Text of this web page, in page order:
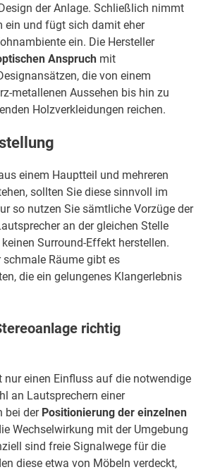
der Anlage. Schließlich nimmt
ein und fügt sich damit eher
ein. Die Hersteller
Anspruch mit
die von einem
metallenen Aussehen bis hin zu
Holzverkleidungen reichen.
einem Hauptteil und mehreren
sollten Sie diese sinnvoll im
so nutzen Sie sämtliche Vorzüge der
an der gleichen Stelle
Surround-Effekt herstellen.
Räume gibt es
die ein gelungenes Klangerlebnis
richtig
nur einen Einfluss auf die notwendige
an Lautsprechern einer
bei der Positionierung der einzelnen
Wechselwirkung mit der Umgebung
sind freie Signalwege für die
diese etwa von Möbeln verdeckt,